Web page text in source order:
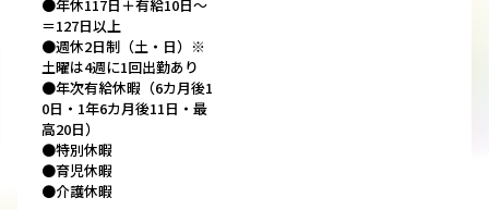
●年休117日＋有給10日～
＝127日以上
●週休2日制（土・日）※
土曜は4週に1回出勤あり
●年次有給休暇（6カ月後1
0日・1年6カ月後11日・最
高20日）
●特別休暇
●育児休暇
●介護休暇